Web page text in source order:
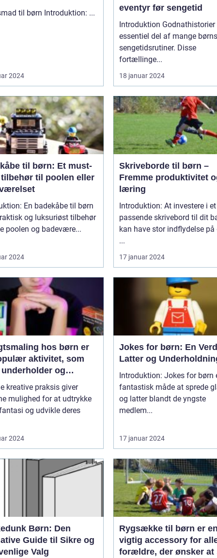
Aftensmad til børn Introduktion: ...
2024
eventyr før sengetid
Introduktion Godnathistorier er en
essentiel del af mange børns
sengetidsrutiner. Disse
fortællinge...
18 januar 2024
til børn: Et must-
til poolen eller
En badekåbe til børn
og luksuriøst tilbehør
poolen og badevære...
2024
Skriveborde til børn –
Fremme produktivitet
læring
Introduktion: At investere i et
passende skrivebord til dit
kan have stor indflydelse på
...
17 januar 2024
hos børn er
aktivitet, som
underholder og
de små
kreative praksis giver
mulighed for at udtrykke
og udvikle deres
2024
Jokes for børn: En
Latter og
Introduktion: Jokes for børn
fantastisk måde at sprede
og latter blandt de yngste
medlem...
17 januar 2024
Børn: Den
Guide til Sikre og
Valg
Rygsække til børn er
vigtig accessory for
forældre, der ønsker at